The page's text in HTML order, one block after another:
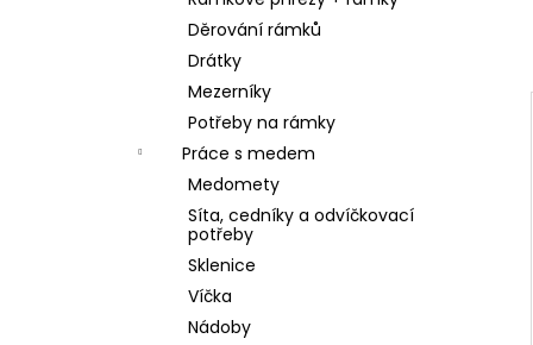
Děrování rámků
Drátky
Mezerníky
Potřeby na rámky
Práce s medem
Medomety
Síta, cedníky a odvíčkovací
potřeby
Sklenice
Víčka
Nádoby
SKLENICE SVAZOVÁ VČELA 770ML BEZ